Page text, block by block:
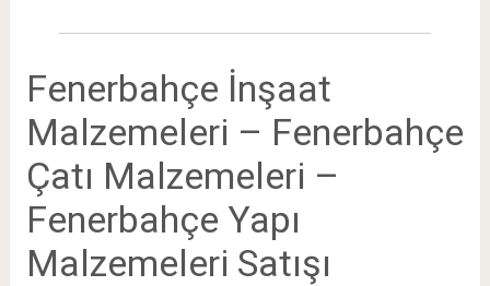
Fenerbahçe İnşaat
Malzemeleri – Fenerbahçe
Çatı Malzemeleri –
Fenerbahçe Yapı
Malzemeleri Satışı